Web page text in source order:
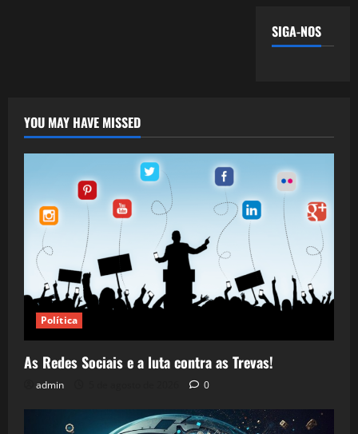
SIGA-NOS
YOU MAY HAVE MISSED
Política
As Redes Sociais e a luta contra as Trevas!
admin 0